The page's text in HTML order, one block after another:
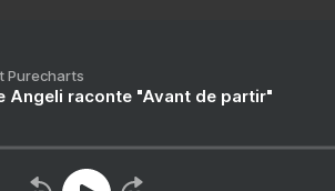
Purecharts
Angeli raconte "Avant de partir"